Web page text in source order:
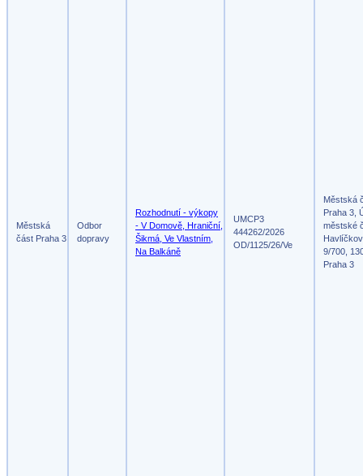
Městská
část Praha 3
Odbor
dopravy
Rozhodnutí - výkopy
- V Domově, Hraniční,
Šikmá, Ve Vlastním,
Na Balkáně
UMCP3
444262/2026
OD/1125/26/Ve
Městská
Praha 3,
městské
9/700,
Praha 3